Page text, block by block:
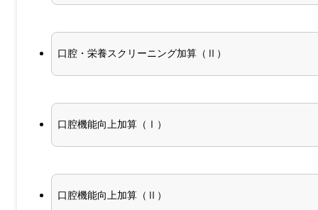
口腔・栄養スクリーニング加算（Ⅱ）
口腔機能向上加算（Ⅰ）
口腔機能向上加算（Ⅱ）